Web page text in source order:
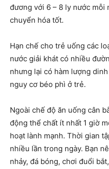
đương với 6 – 8 ly nước mỗi
chuyển hóa tốt.
Hạn chế cho trẻ uống các
nước giải khát có nhiều
nhưng lại có hàm lượng
nguy cơ béo phì ở trẻ.
Ngoài chế độ ăn uống cân
động thể chất ít nhất 1 giờ
hoạt lành mạnh. Thời gian
nhiều lần trong ngày. Bạn
nhảy, đá bóng, chơi đuổi